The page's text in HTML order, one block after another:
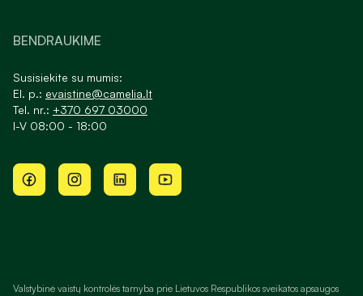
BENDRAUKIME
Susisiekite su mumis:
El. p.: evaistine@camelia.lt
Tel. nr.: +370 697 03000
I-V 08:00 - 18:00
Valstybinė vaistų kontrolės tarnyba prie Lietuvos Respublikos sveikatos apsaugos